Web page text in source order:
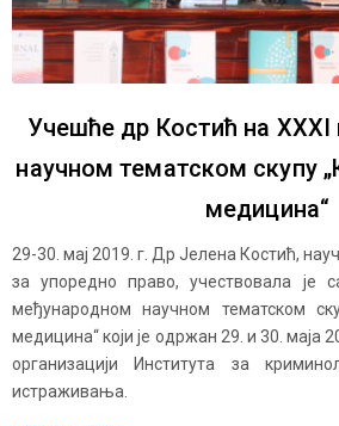
Учешће др Костић на
научном тематском скупу
медицина“
29-30. мај 2019. г. Др Јелена Костић,
за упоредно право, учествовала је
међународном научном тематском
медицина“ који је одржан 29. и 30. маја
организацији Института за
истраживања.